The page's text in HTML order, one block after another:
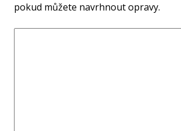
pokud můžete navrhnout opravy.